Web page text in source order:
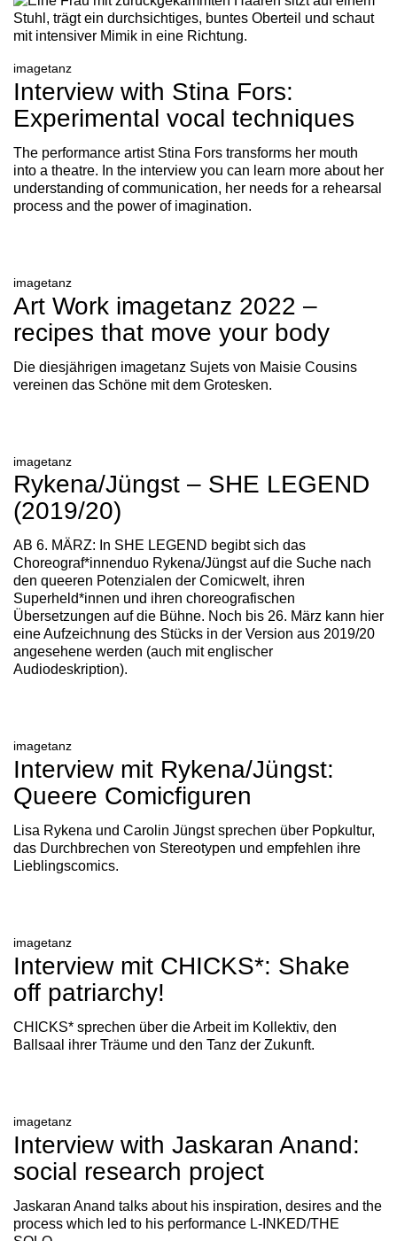
imagetanz
Interview with Stina Fors:
Experimental vocal techniques
The performance artist Stina Fors transforms her mouth
into a theatre. In the interview you can learn more about her
understanding of communication, her needs for a rehearsal
process and the power of imagination.
imagetanz
Art Work imagetanz 2022 –
recipes that move your body
Die diesjährigen imagetanz Sujets von Maisie Cousins
vereinen das Schöne mit dem Grotesken.
imagetanz
Rykena/Jüngst – SHE LEGEND
(2019/20)
AB 6. MÄRZ: In SHE LEGEND begibt sich das
Choreograf*innenduo Rykena/Jüngst auf die Suche nach
den queeren Potenzialen der Comicwelt, ihren
Superheld*innen und ihren choreografischen
Übersetzungen auf die Bühne. Noch bis 26. März kann hier
eine Aufzeichnung des Stücks in der Version aus 2019/20
angesehene werden (auch mit englischer
Audiodeskription).
imagetanz
Interview mit Rykena/Jüngst:
Queere Comicfiguren
Lisa Rykena und Carolin Jüngst sprechen über Popkultur,
das Durchbrechen von Stereotypen und empfehlen ihre
Lieblingscomics.
imagetanz
Interview mit CHICKS*: Shake
off patriarchy!
CHICKS* sprechen über die Arbeit im Kollektiv, den
Ballsaal ihrer Träume und den Tanz der Zukunft.
imagetanz
Interview with Jaskaran Anand:
social research project
Jaskaran Anand talks about his inspiration, desires and the
process which led to his performance L-INKED/THE